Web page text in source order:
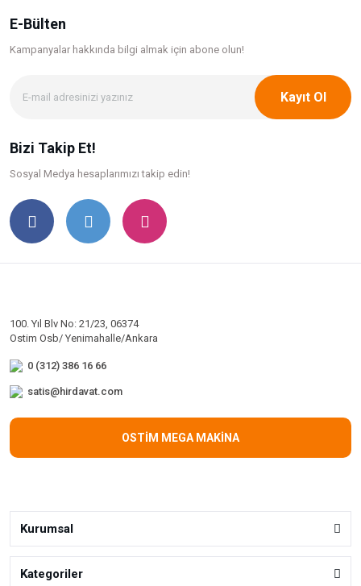
E-Bülten
Kampanyalar hakkında bilgi almak için abone olun!
Kayıt Ol
Bizi Takip Et!
Sosyal Medya hesaplarımızı takip edin!
100. Yıl Blv No: 21/23, 06374
Ostim Osb/ Yenimahalle/Ankara
0 (312) 386 16 66
satis@hirdavat.com
OSTİM MEGA MAKİNA
Kurumsal
Kategoriler